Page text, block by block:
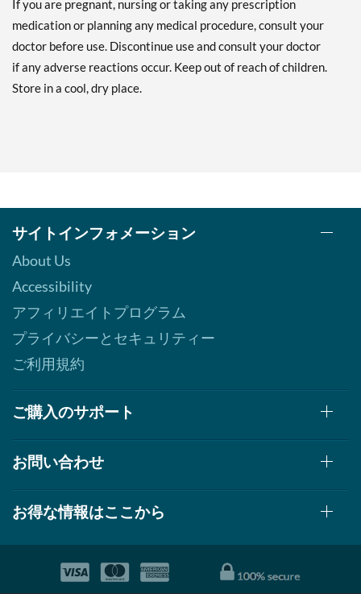
If you are pregnant, nursing or taking any prescription
medication or planning any medical procedure, consult your
doctor before use. Discontinue use and consult your doctor
if any adverse reactions occur. Keep out of reach of children.
Store in a cool, dry place.
サイトインフォメーション
About Us
Accessibility
アフィリエイトプログラム
プライバシーとセキュリティー
ご利用規約
ご購入のサポート
お問い合わせ
お得な情報はここから